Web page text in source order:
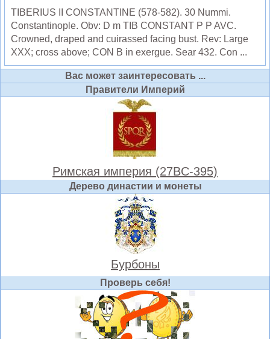
TIBERIUS II CONSTANTINE (578-582). 30 Nummi.
Constantinople. Obv: D m TIB CONSTANT P P AVC.
Crowned, draped and cuirassed facing bust. Rev: Large
XXX; cross above; CON B in exergue. Sear 432. Con ...
Вас может заинтересовать ...
Правители Империй
Римская империя (27BC-395)
Дерево династии и монеты
Бурбоны
Проверь себя!